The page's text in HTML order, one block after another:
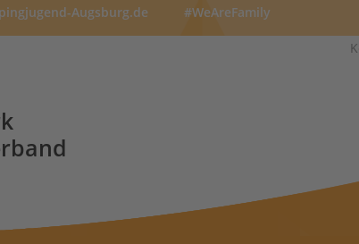
Augsburg.de #WeAreFamily